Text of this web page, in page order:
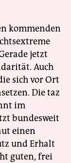
kommenden
jetzt
Auch
sich vor Ort
Die taz
im
bundesweit
einen
und Erhalt
guten, frei